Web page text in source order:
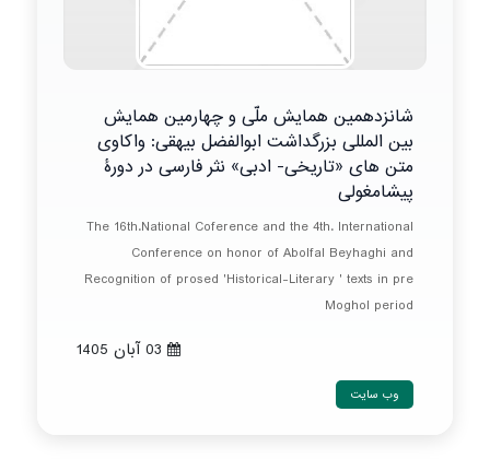
شانزدهمین همایش ملّی و چهارمین همایش
بین المللی بزرگداشت ابوالفضل بیهقی: واکاوی
متن های «تاریخی- ادبی» نثر فارسی در دورۀ
پیشامغولی
The 16th.National Coference and the 4th. International
Conference on honor of Abolfal Beyhaghi and
Recognition of prosed 'Historical-Literary ' texts in pre
Moghol period
وب سایت